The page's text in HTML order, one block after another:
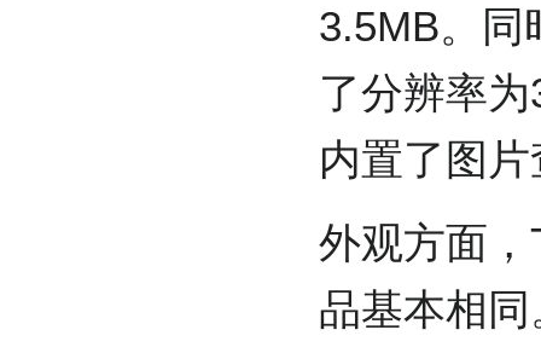
3.5MB。同
了分辨率
内置了图
外观方面
品基本相同